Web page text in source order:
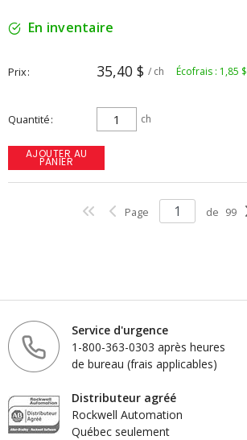
En inventaire
Prix 35,40 $ / ch Écofrais : 1,85 $
Quantité ch
AJOUTER AU
PANIER
Page de 99
Service d'urgence
1-800-363-0303 après heures
de bureau (frais applicables)
Distributeur agréé
Rockwell Automation
Québec seulement